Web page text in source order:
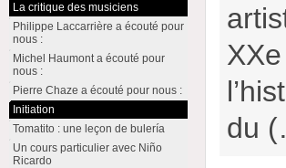
du
La critique des musiciens
Philippe Laccarrière a écouté pour
nous :
Michel Haumont a écouté pour
nous :
Pierre Chaze a écouté pour nous :
Initiation
Tomatito : une leçon de bulería
Un cours particulier avec Niño
Ricardo